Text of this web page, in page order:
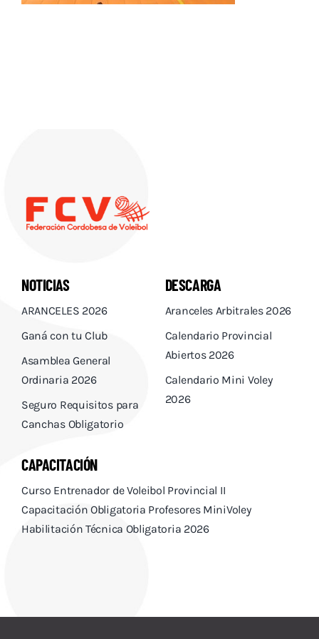
Descargas
NOTICIAS
ARANCELES 2026
Ganá con tu Club
Asamblea General
Ordinaria 2026
Seguro Requisitos para
Canchas Obligatorio
DESCARGA
Aranceles Arbitrales 2026
Calendario Provincial
Abiertos 2026
Calendario Mini Voley
2026
CAPACITACIÓN
Curso Entrenador de Voleibol Provincial II
Capacitación Obligatoria Profesores MiniVoley
Habilitación Técnica Obligatoria 2026